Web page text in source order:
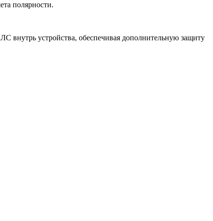
полярности.
внутрь устройства, обеспечивая дополнительную защиту